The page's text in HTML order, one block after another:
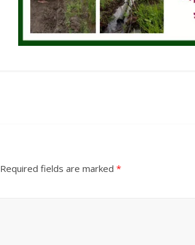
Required fields are marked *